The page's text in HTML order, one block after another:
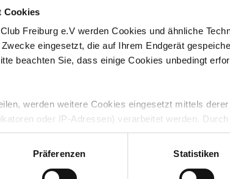
Cookies
Freiburg e.V werden Cookies und ähnliche
eingesetzt, die auf Ihrem Endgerät
beachten Sie, dass einige Cookies unbedingt
werden weitere Cookies eingesetzt mittels
oder IP-Adressen) verarbeitet werden.
Speicherung aller aufgeführten Cookies und der
unten jeweils angegebene Zwecke gem. § 25
Präferenzen Statistiken
den Elfmeterpunkt. Vincenzo Grifo trat und verwandelte
verbuchen, als Marco Friedl aus der zweiten Reihe
offenes, ausgeglichenes Spiel, in dem der Sport-Club
Umschaltmomente hatte. So wie in der 44. Minute, als
aber nicht an Backhaus vorbei legen konnte. Und in der
dessen Versuch aus 16 Metern die Latte streifte.
Seiten der Bremer und ihres Anhangs, weil
zugunsten des SC auslegte. Werder wurde mit
prüfte Atubolu aus 13 Metern, der SC-Keeper packte
im Heimbereich und Torjubel im SC-Block. Auf der